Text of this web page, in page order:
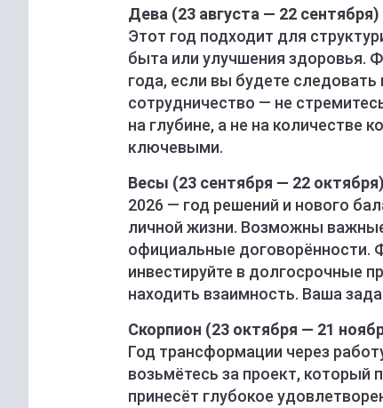
Дева (23 августа — 22 сентября)
Этот год подходит для
быта или улучшения здоровья.
года, если вы будете
сотрудничество — не
на глубине, а не на количестве
ключевыми.
Весы (23 сентября — 22 октября)
2026 — год решений и нового
личной жизни. Возможны
официальные договорённости.
инвестируйте в долгосрочные
находить взаимность. Ваша
Скорпион (23 октября — 21
Год трансформации через
возьмётесь за проект, который
принесёт глубокое